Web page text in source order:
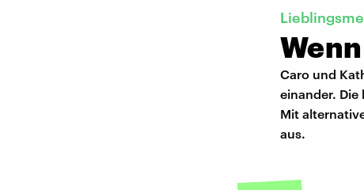
Caro und
einander.
Mit
aus.